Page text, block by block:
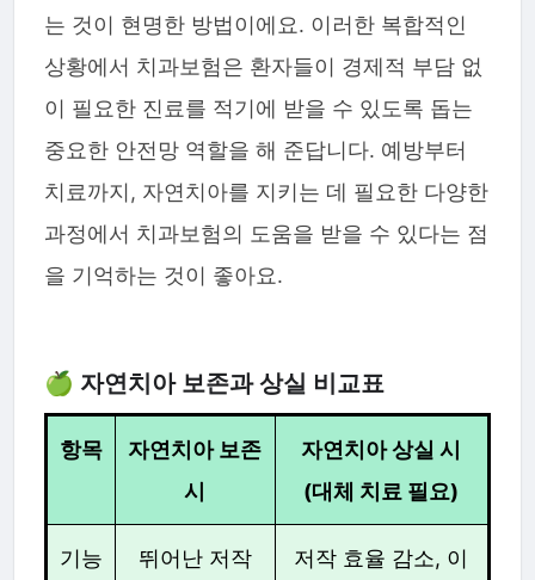
는 것이 현명한 방법이에요. 이러한 복합적인
상황에서 치과보험은 환자들이 경제적 부담 없
이 필요한 진료를 적기에 받을 수 있도록 돕는
중요한 안전망 역할을 해 준답니다. 예방부터
치료까지, 자연치아를 지키는 데 필요한 다양한
과정에서 치과보험의 도움을 받을 수 있다는 점
을 기억하는 것이 좋아요.
🍏 자연치아 보존과 상실 비교표
항목
자연치아 보존
시
자연치아 상실 시
(대체 치료 필요)
기능
뛰어난 저작
저작 효율 감소, 이